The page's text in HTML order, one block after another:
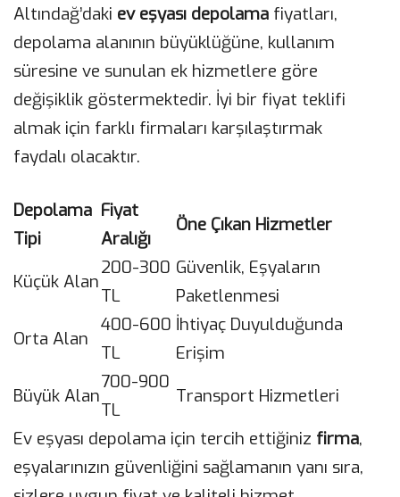
Altındağ’daki ev eşyası depolama fiyatları,
depolama alanının büyüklüğüne, kullanım
süresine ve sunulan ek hizmetlere göre
değişiklik göstermektedir. İyi bir fiyat teklifi
almak için farklı firmaları karşılaştırmak
faydalı olacaktır.
Depolama
Tipi
Fiyat
Aralığı
Öne Çıkan Hizmetler
Küçük Alan
200-300
TL
Güvenlik, Eşyaların
Paketlenmesi
Orta Alan
400-600
TL
İhtiyaç Duyulduğunda
Erişim
Büyük Alan
700-900
TL
Transport Hizmetleri
Ev eşyası depolama için tercih ettiğiniz firma,
eşyalarınızın güvenliğini sağlamanın yanı sıra,